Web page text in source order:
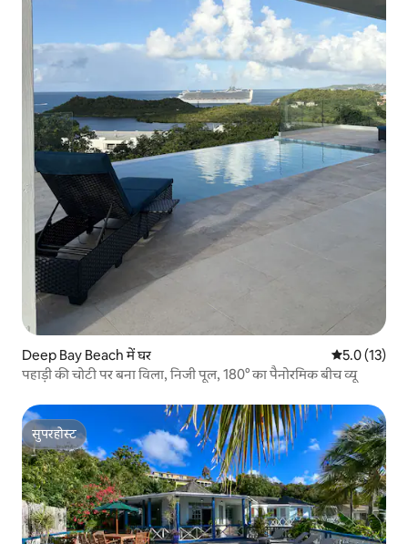
Deep Bay Beach में घर औसत रेटिंग 5
5.0 (13)
पहाड़ी की चोटी पर बना विला, निजी पूल, 180° का पैनोरमिक बीच व्यू
सुपरहोस्ट
सुपरहोस्ट